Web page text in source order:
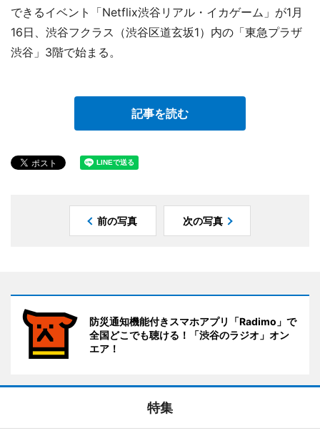
できるイベント「Netflix渋谷リアル・イカゲーム」が1月
16日、渋谷フクラス（渋谷区道玄坂1）内の「東急プラザ
渋谷」3階で始まる。
記事を読む
前の写真 次の写真
防災通知機能付きスマホアプリ「Radimo」で
全国どこでも聴ける！「渋谷のラジオ」オン
エア！
特集